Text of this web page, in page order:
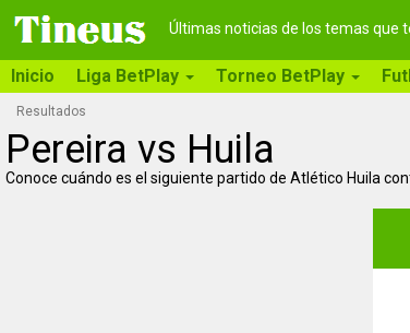
Últimas noticias de los temas que
Inicio Liga BetPlay Torneo BetPlay
Resultados
Pereira vs Huila
Conoce cuándo es el siguiente partido de Atlético Huila